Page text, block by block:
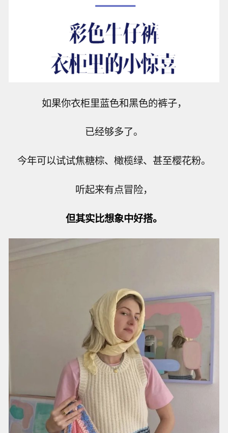
如果你衣柜里蓝色和黑色的裤子，
已经够多了。
今年可以试试焦糖棕、橄榄绿、甚至樱花粉。
听起来有点冒险，
但其实比想象中好搭。